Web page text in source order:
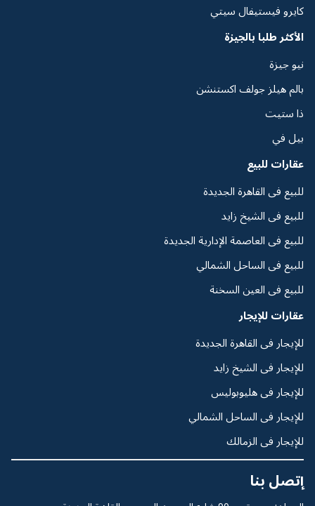
كايرو فيستيفال سيتي
الأكثر طلبا بالجيزة
نيو جيزة
بالم هيلز جولف اكستنشن
ذا ستيت
بيل في
عقارات للبيع
للبيع فى القاهرة الجديدة
للبيع فى الشيخ زايد
للبيع فى العاصمة الإدارية الجديدة
للبيع فى الساحل الشمالي
للبيع فى العين السخنة
عقارات للإيجار
للإيجار فى القاهرة الجديدة
للإيجار فى الشيخ زايد
للإيجار فى هليوبوليس
للإيجار فى الساحل الشمالي
للإيجار فى الزمالك
إتصل بنا